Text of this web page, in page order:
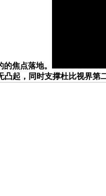
焦点落地。
起，同时支撑杜比视界